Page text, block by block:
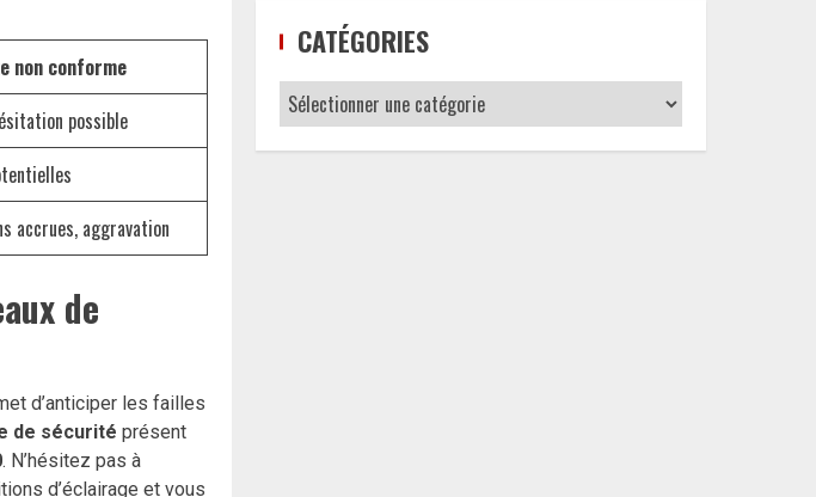
non conforme
possible
accrues, aggravation
de
d’anticiper les failles
de sécurité présent
. N’hésitez pas à
d’éclairage et vous
CATÉGORIES
Catégories